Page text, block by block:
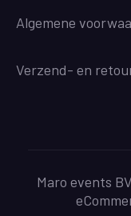
Algemene
Verzend- en
Maro events